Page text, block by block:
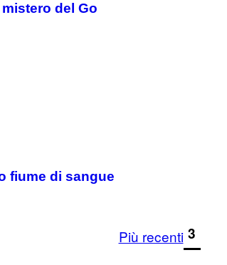
del Go
fiume di sangue
Più recenti 1
3